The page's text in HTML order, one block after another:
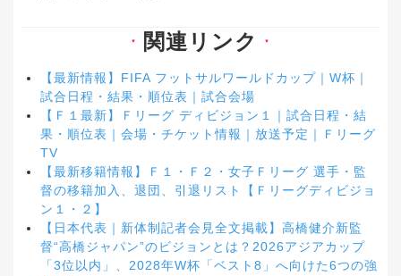
▼ 関連リンク ▼
【最新情報】FIFA フットサルワールドカップ｜W杯｜
試合日程・結果・順位表｜試合会場
【Ｆ１最新】Ｆリーグ ディビジョン１｜試合日程・結
果・順位表｜会場・チケット情報｜放送予定｜Ｆリーグ
TV
【最新移籍情報】Ｆ１・Ｆ２・女子Ｆリーグ 選手・監
督の移籍加入、退団、引退リスト【Ｆリーグディビジョ
ン１・２】
【日本代表｜新体制記者会見全文掲載】高橋健介新監
督“高橋ジャパン”のビジョンとは？2026アジアカップ
「3位以内」、2028年W杯「ベスト8」へ向けた6つの強